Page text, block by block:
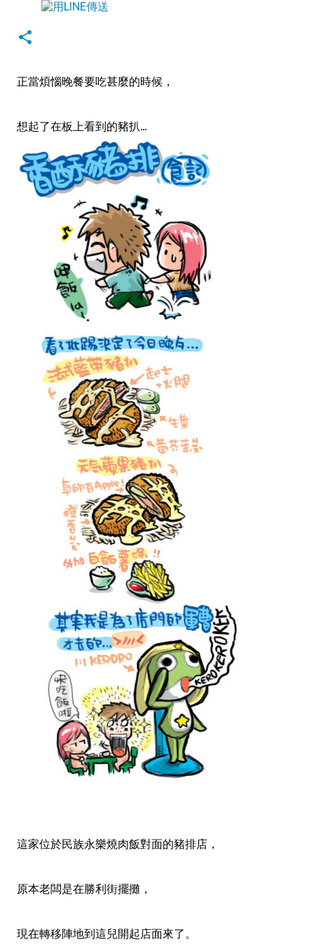
正當煩惱晚餐要吃甚麼的時候，
想起了在板上看到的豬扒...
這家位於民族永樂燒肉飯對面的豬排店，
原本老闆是在勝利街擺攤，
現在轉移陣地到這兒開起店面來了。